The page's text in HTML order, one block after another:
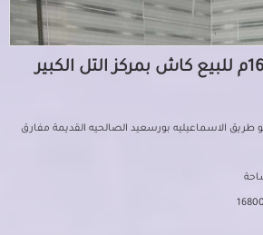
أراضي زراعية 16800م للبيع كاش بمركز التل الكبير
4فدان على محور 30يونيو طريق الاسماعيليه بورسعيد الصالحيه القديمة مفارق